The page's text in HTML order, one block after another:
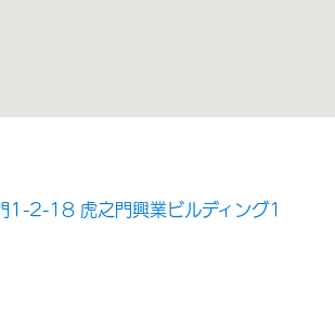
1-2-18 虎之門興業ビルディング1